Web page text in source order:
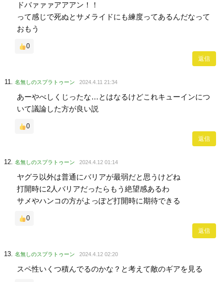
ドバァァァアアアン！！
って感じで死ぬとサメライドにも練度ってあるんだなって
おもう
0
返信
名無しのスプラトゥーン 2024.4.11 21:34
あーやべしくじったな…とはなるけどこれキューインにつ
いて議論した方が良い説
0
返信
名無しのスプラトゥーン 2024.4.12 01:14
ヤグラ以外は普通にバリアが最弱だと思うけどね
打開時に2人バリアだったらもう絶望感あるわ
サメやハンコの方がよっぽど打開時に期待できる
0
返信
名無しのスプラトゥーン 2024.4.12 02:20
スペ性いくつ積んでるのかな？と考えて敵のギアを見る